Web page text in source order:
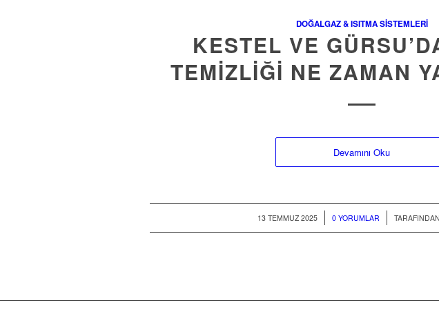
DOĞALGAZ & ISITMA SISTEMLERI
KESTEL VE
TEMIZLIĞI NE ZAMAN
Devamını Oku
13 TEMMUZ 2025
/ 0 YORUMLAR
/ TARAFINDAN